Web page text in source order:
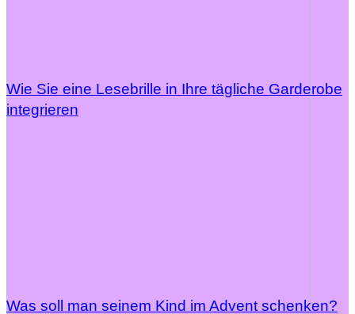
Wie Sie eine Lesebrille in Ihre tägliche Garderobe
integrieren
Was soll man seinem Kind im Advent schenken?